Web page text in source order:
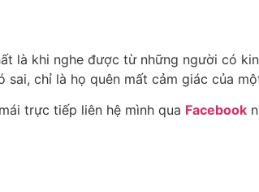
là khi nghe được từ những người có
chỉ là họ quên mất cảm giác của
trực tiếp liên hệ mình qua Facebook